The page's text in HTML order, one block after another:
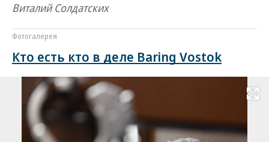
Виталий Солдатских
Фотогалерея
Кто есть кто в деле Baring Vostok
Развернуть